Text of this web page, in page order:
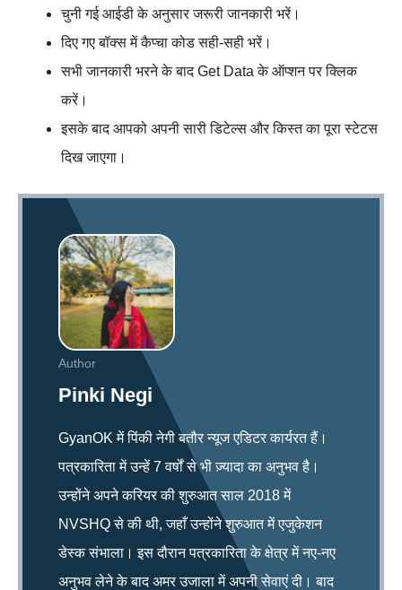
चुनी गई आईडी के अनुसार जरूरी जानकारी भरें।
दिए गए बॉक्स में कैप्चा कोड सही-सही भरें।
सभी जानकारी भरने के बाद Get Data के ऑप्शन पर क्लिक
करें।
इसके बाद आपको अपनी सारी डिटेल्स और किस्त का पूरा स्टेटस
दिख जाएगा।
Author
Pinki Negi
GyanOK में पिंकी नेगी बतौर न्यूज एडिटर कार्यरत हैं।
पत्रकारिता में उन्हें 7 वर्षों से भी ज़्यादा का अनुभव है।
उन्होंने अपने करियर की शुरुआत साल 2018 में
NVSHQ से की थी, जहाँ उन्होंने शुरुआत में एजुकेशन
डेस्क संभाला। इस दौरान पत्रकारिता के क्षेत्र में नए-नए
अनुभव लेने के बाद अमर उजाला में अपनी सेवाएं दी। बाद